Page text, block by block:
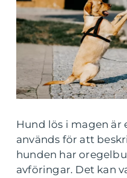
Hund lös i magen är
används för att
hunden har
avföringar. Det kan